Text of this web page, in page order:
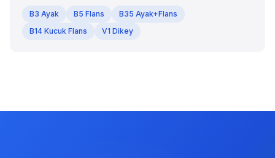
B3 Ayak B5 Flans
B35 Ayak+Flans
B14 Kucuk Flans
V1 Dikey